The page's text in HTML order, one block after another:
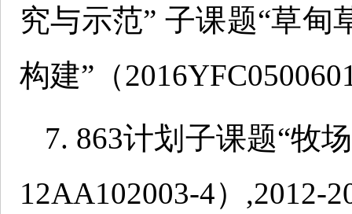
究与示范” 子课题“草
构建”（
7. 863计划子课题“牧
12AA102003-4）,2012-